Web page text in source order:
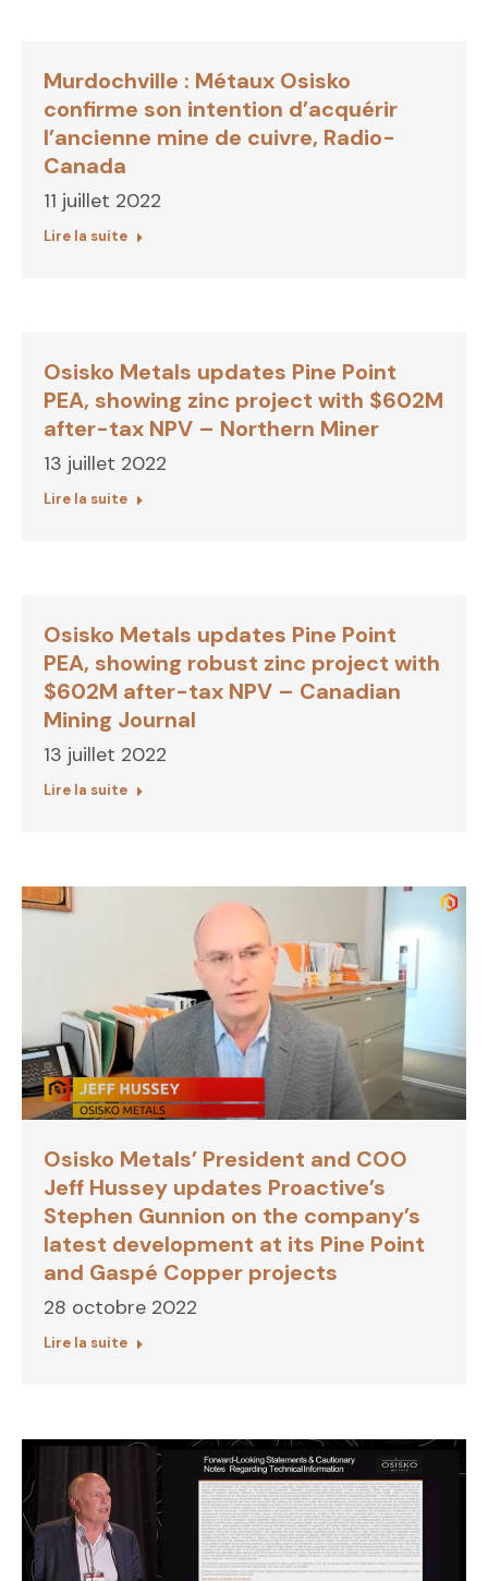
Murdochville : Métaux Osisko
confirme son intention d’acquérir
l’ancienne mine de cuivre, Radio-
Canada
11 juillet 2022
Lire la suite
Osisko Metals updates Pine Point
PEA, showing zinc project with $602M
after-tax NPV – Northern Miner
13 juillet 2022
Lire la suite
Osisko Metals updates Pine Point
PEA, showing robust zinc project with
$602M after-tax NPV – Canadian
Mining Journal
13 juillet 2022
Lire la suite
Osisko Metals’ President and COO
Jeff Hussey updates Proactive’s
Stephen Gunnion on the company’s
latest development at its Pine Point
and Gaspé Copper projects
28 octobre 2022
Lire la suite